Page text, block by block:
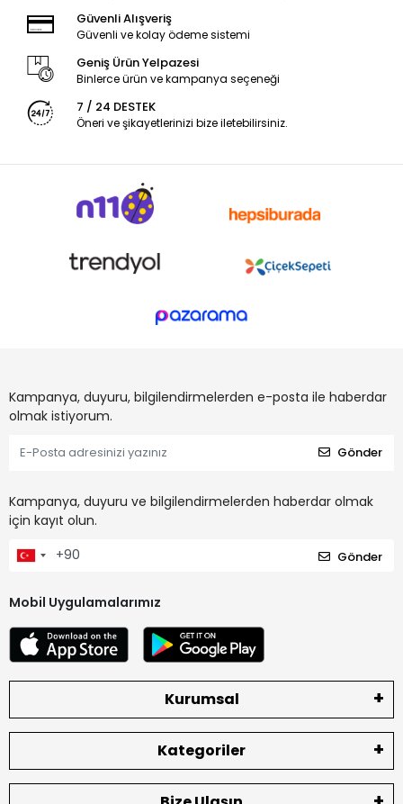
Güvenli Alışveriş
Güvenli ve kolay ödeme sistemi
Geniş Ürün Yelpazesi
Binlerce ürün ve kampanya seçeneği
7 / 24 DESTEK
Öneri ve şikayetlerinizi bize iletebilirsiniz.
Kampanya, duyuru, bilgilendirmelerden e-posta ile haberdar
olmak istiyorum.
Gönder
Kampanya, duyuru ve bilgilendirmelerden haberdar olmak
için kayıt olun.
Gönder
Mobil Uygulamalarımız
Kurumsal
Kategoriler